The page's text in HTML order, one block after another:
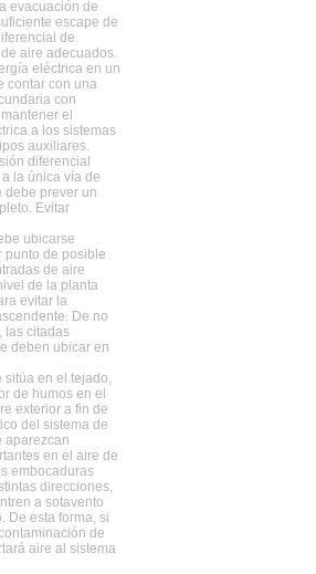
evacuación de
escape de
de
aire adecuados.
eléctrica en un
contar con una
con
el
a los sistemas
auxiliares.
diferencial
la única vía de
debe prever un
Evitar
ubicarse
punto de posible
de aire
de la planta
evitar la
De no
las citadas
deben ubicar en
sitúa en el tejado,
de humos en el
exterior a fin de
del sistema de
aparezcan
en el aire de
embocaduras
direcciones,
a sotavento
De esta forma, si
de
aire al sistema